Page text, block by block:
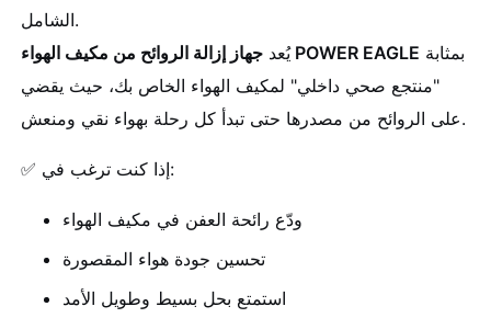
الشامل.
يُعدجهاز إزالة الروائح من مكيف الهواء POWER EAGLE
"منتجع صحي داخلي" لمكيف الهواء الخاص بك، حيث يقضي
على الروائح من مصدرها حتى تبدأ كل رحلة بهواء نقي ومنعش.
✅ إذا كنت ترغب في:
ودّع رائحة العفن في مكيف الهواء
تحسين جودة هواء المقصورة
استمتع بحل بسيط وطويل الأمد